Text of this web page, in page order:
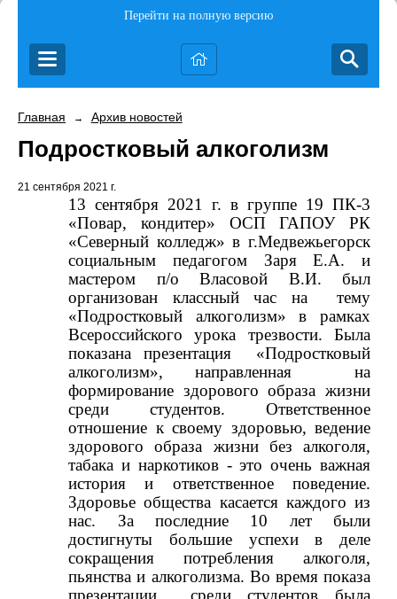
Перейти на полную версию
Главная → Архив новостей
Подростковый алкоголизм
21 сентября 2021 г.
13 сентября 2021 г. в группе 19 ПК-3
«Повар, кондитер» ОСП ГАПОУ РК
«Северный колледж» в г.Медвежьегорск
социальным педагогом Заря Е.А. и
мастером п/о Власовой В.И. был
организован классный час на
тему
«Подростковый алкоголизм» в рамках
Всероссийского урока трезвости. Была
показана презентация
«Подростковый
алкоголизм», направленная
на
формирование здорового образа жизни
среди студентов. Ответственное
отношение к своему здоровью, ведение
здорового образа жизни без алкоголя,
табака и наркотиков - это очень важная
история и ответственное поведение.
Здоровье общества касается каждого из
нас. За последние 10 лет были
достигнуты большие успехи в деле
сокращения потребления алкоголя,
пьянства и алкоголизма. Во время показа